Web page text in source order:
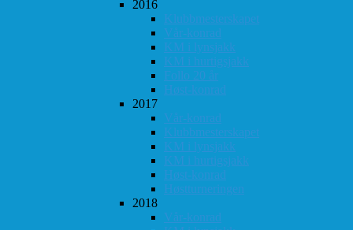
2016
Klubbmesterskapet
Vår-konrad
KM i lynsjakk
KM i hurtigsjakk
Follo 20 år
Høst-konrad
2017
Vår-konrad
Klubbmesterskapet
KM i lynsjakk
KM i hurtigsjakk
Høst-konrad
Høstturneringen
2018
Vår-konrad